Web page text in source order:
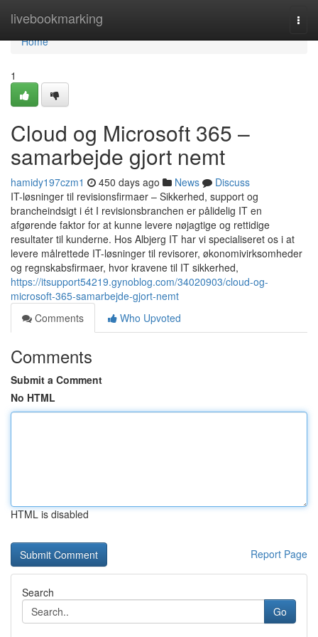
livebookmarking
Home
Home
1
Cloud og Microsoft 365 –
samarbejde gjort nemt
hamidy197czm1 450 days ago News
Discuss
IT-løsninger til revisionsfirmaer – Sikkerhed, support og
brancheindsigt i ét I revisionsbranchen er pålidelig IT en
afgørende faktor for at kunne levere nøjagtige og rettidige
resultater til kunderne. Hos Albjerg IT har vi specialiseret os i at
levere målrettede IT-løsninger til revisorer, økonomivirksomheder
og regnskabsfirmaer, hvor kravene til IT sikkerhed,
https://itsupport54219.gynoblog.com/34020903/cloud-og-
microsoft-365-samarbejde-gjort-nemt
Comments
Who Upvoted
Comments
Submit a Comment
No HTML
HTML is disabled
Report Page
Search
Go